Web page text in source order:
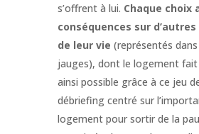
s’offrent à lui. Chaque choix
conséquences sur
de leur vie (représentés
jauges), dont le logement
ainsi possible grâce à ce jeu
débriefing centré sur
logement pour sortir de la